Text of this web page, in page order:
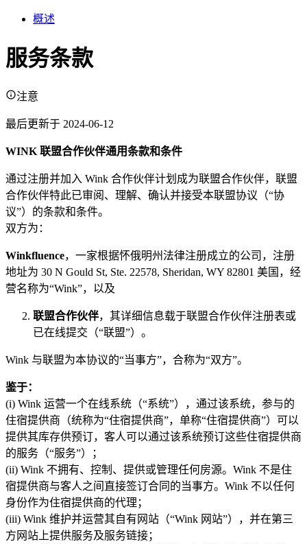
概述
服务条款
注意
最后更新于 2024-06-12
WINK 联盟合作伙伴通用条款和条件
通过注册并加入 Wink 合作伙伴计划成为联盟合作伙伴，联盟
合作伙伴特此已审阅、理解、确认并接受本联盟协议（“协
议”）的条款和条件。
双方为：
Winkfluence，一家根据怀俄明州法律注册成立的公司，注册
地址为 30 N Gould St, Ste. 22578, Sheridan, WY 82801 美国，经
营名称为“Wink”，以及
联盟合作伙伴，其详细信息载于联盟合作伙伴注册表或
已在线提交（“联盟”）。
Wink 与联盟为本协议的“当事方”，合称为“双方”。
鉴于：
(i) Wink 运营一个在线系统（“系统”），通过该系统，参与的
住宿提供商（统称为“住宿提供商”，单称“住宿提供商”）可以
提供其库存供预订，客人可以通过该系统预订这些住宿提供商
的服务（“服务”）；
(ii) Wink 不拥有、控制、提供或管理任何房源。Wink 不是住
宿提供商与客人之间直接签订合同的当事方。Wink 不以任何
身份作为住宿提供商的代理；
(iii) Wink 维护并运营其自有网站（“Wink 网站”），并在第三
方网站上提供服务及服务链接；